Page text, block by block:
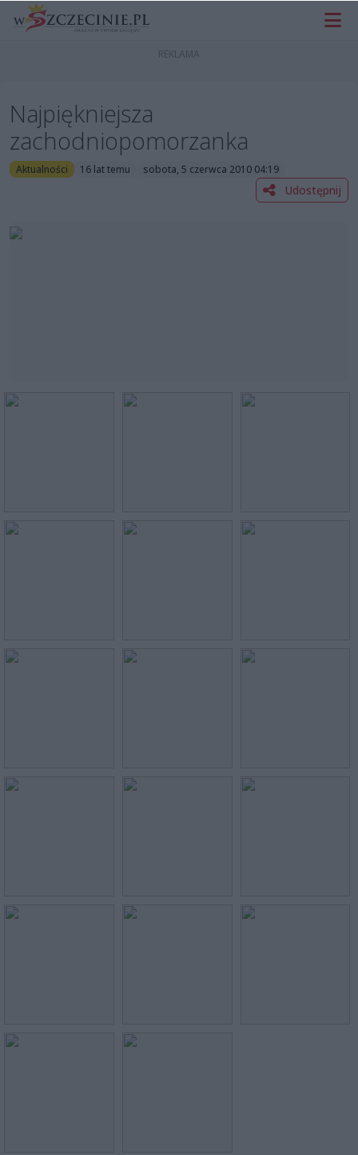
Najpiękniejsza
zachodniopomorzanka
Aktualności 16 lat temu sobota, 5 czerwca 2010 04:19
Udostępnij